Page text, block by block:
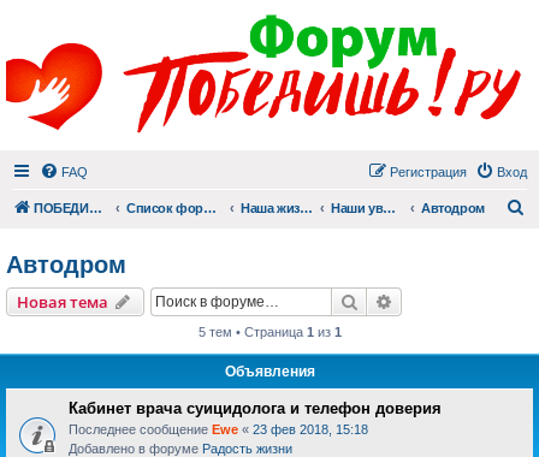
FAQ Вход
Регистрация
ПОБЕДИШЬ.РУ Список форумов Наша жизнь (не всё же о суициде!) Наши увлечения Автодром
Автодром
Новая тема Поиск
5 тем • Страница 1 из 1
Объявления
Кабинет врача суицидолога и телефон доверия
Последнее сообщение Ewe « 23 фев 2018, 15:18
Добавлено в форуме Радость жизни